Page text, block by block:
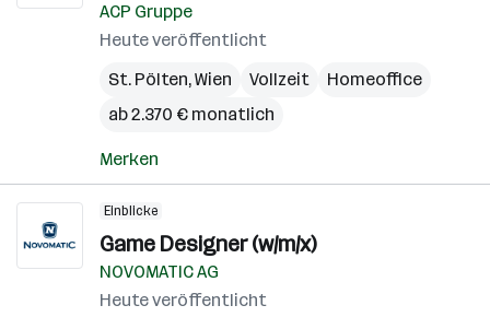
ACP Gruppe
Heute veröffentlicht
St. Pölten,Wien Vollzeit
Homeoffice
ab 2.370 € monatlich
Merken
Einblicke
Game Designer (w/m/x)
NOVOMATIC AG
Heute veröffentlicht